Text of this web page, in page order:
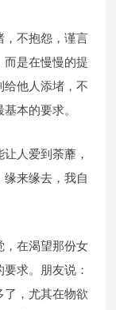
，不抱怨，谨言
而是在慢慢的提
给他人添堵，不
本的要求。
人爱到荼蘼，
来缘去，我自
，在渴望那份女
求。朋友说：
了，尤其在物欲